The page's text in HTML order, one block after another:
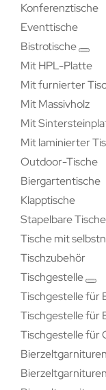
Konferenztische
Eventtische
Bistrotische
Mit HPL-Platte
Mit furnierter
Mit Massivholz
Mit
Mit laminierter
Outdoor-Tische
Biergartentische
Klapptische
Stapelbare Tische
Tische mit
Tischzubehör
Tischgestelle
Tischgestelle für
Tischgestelle für
Tischgestelle für
Bierzeltgarnituren